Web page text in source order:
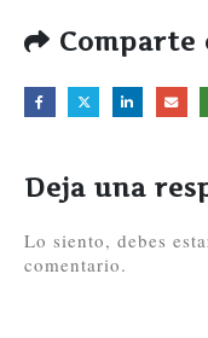
Comparte
Deja una
Lo siento, debes
comentario.